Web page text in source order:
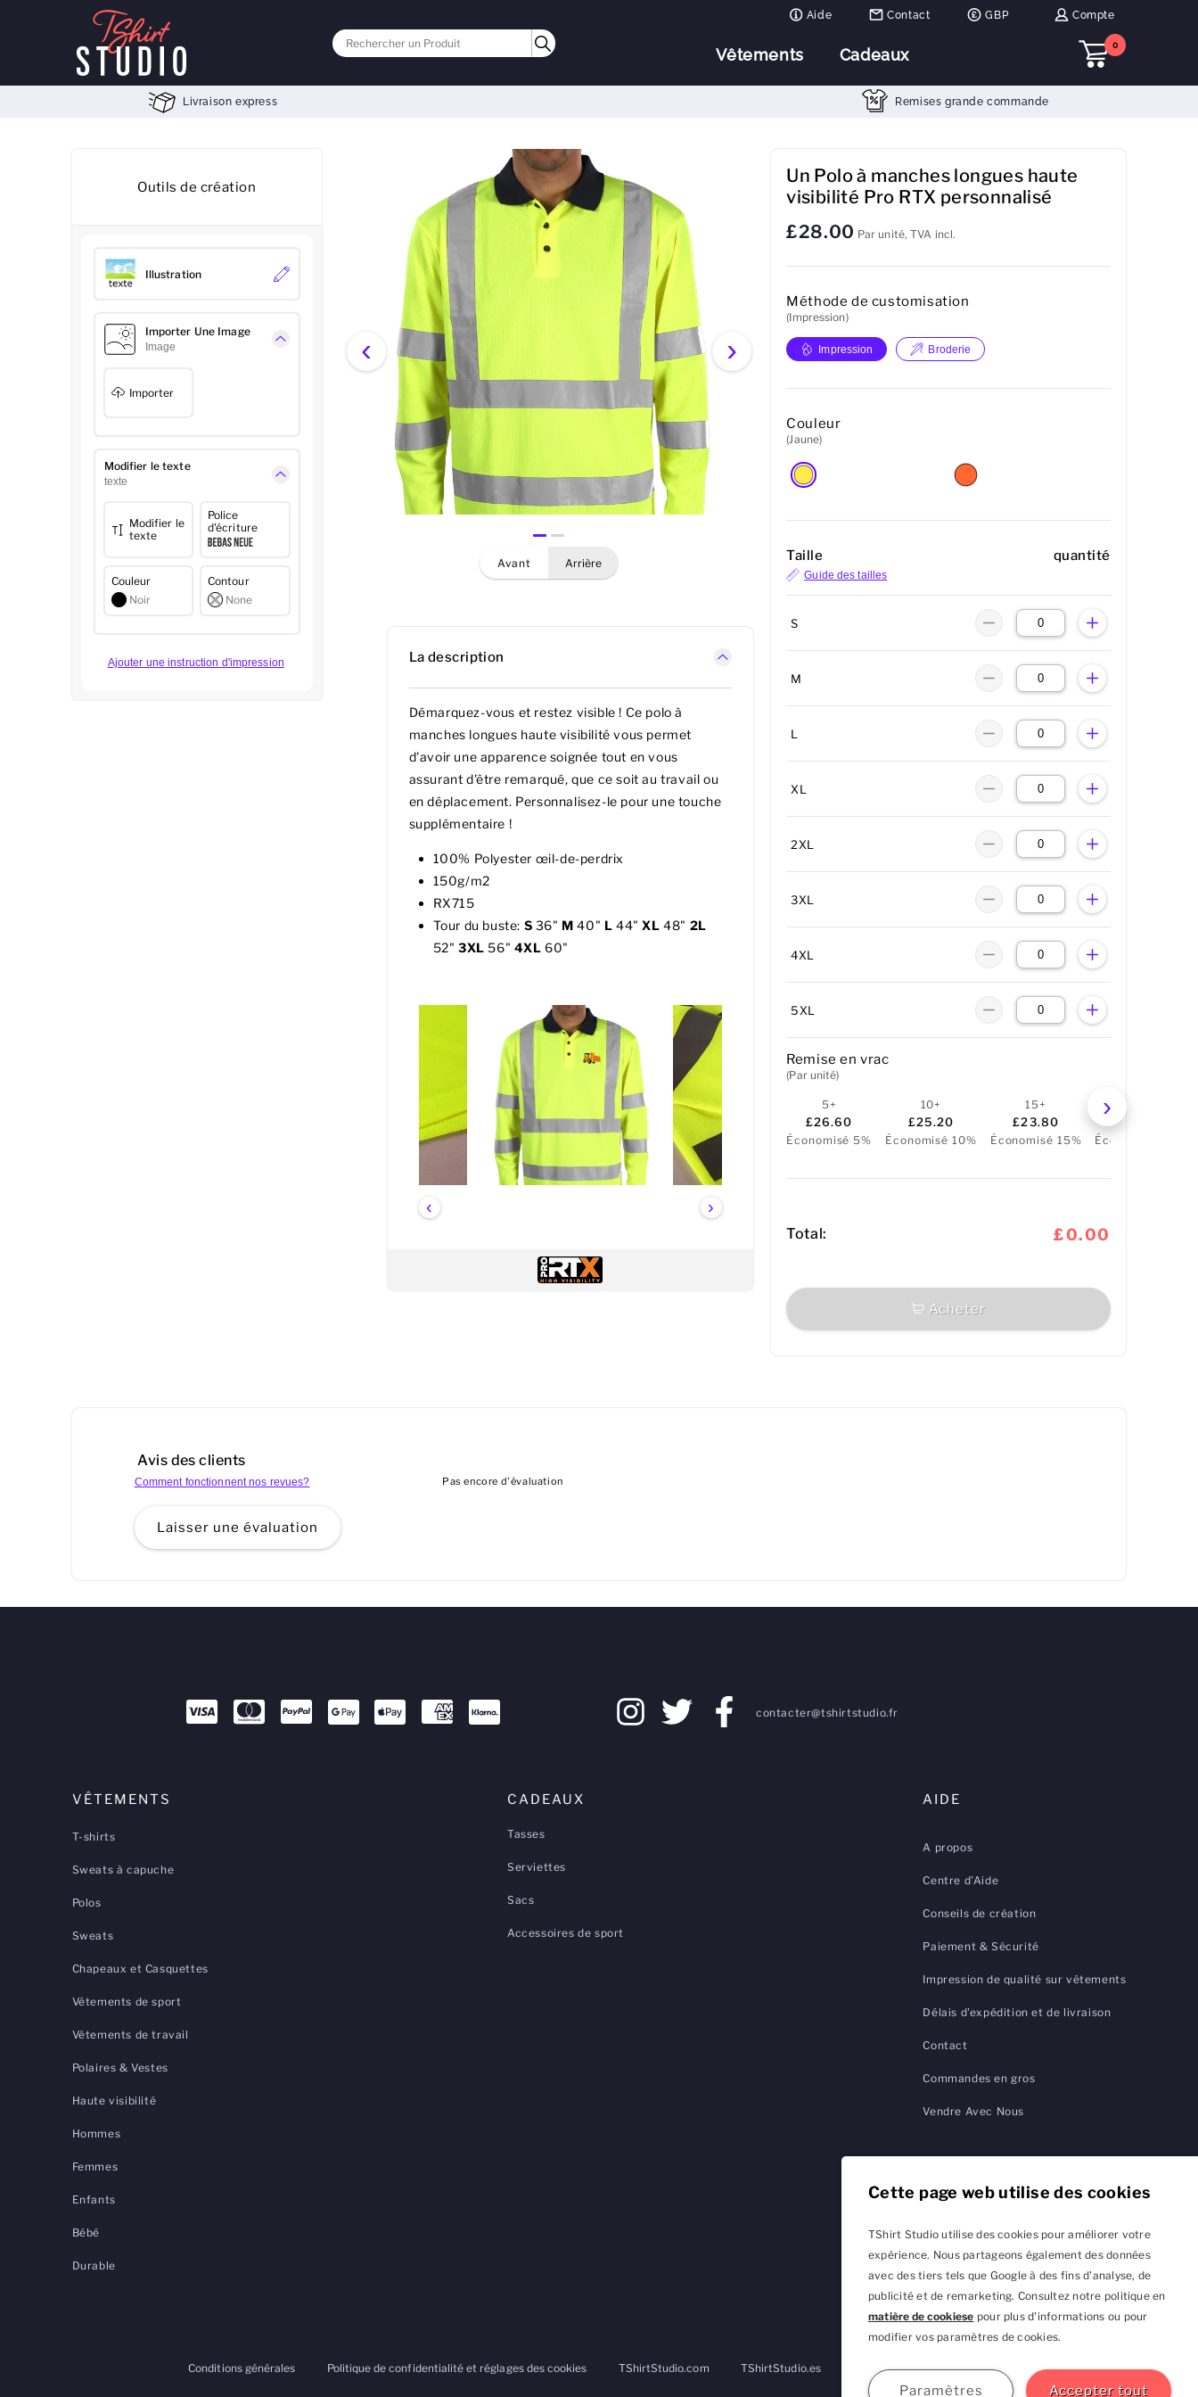
Cette page web utilise des cookies
TShirt Studio utilise des cookies pour améliorer votre
expérience. Nous partageons également des données
avec des tiers tels que Google à des fins d'analyse, de
publicité et de remarketing. Consultez notre politique en
matière de cookiese pour plus d'informations ou pour
modifier vos paramètres de cookies.
Aide Contact GBP Compte
Vêtements Cadeaux
0
Livraison express Remises grande commande
Outils de création
Illustration
Importer Une Image
Image
Importer
Modifier le texte
texte
Modifier le
texte
Police
d'écriture
Couleur
Noir
Contour
None
Ajouter une instruction d'impression
‹ ›
avant arrière
La description
Démarquez-vous et restez visible ! Ce polo à
manches longues haute visibilité vous permet
d'avoir une apparence soignée tout en vous
assurant d'être remarqué, que ce soit au travail ou
en déplacement. Personnalisez-le pour une touche
supplémentaire !
100% Polyester œil-de-perdrix
150g/m2
RX715
Tour du buste: S 36" M 40" L 44"XL 48" 2L
52" 3XL 56" 4XL 60"
‹ ›
Un Polo à manches longues haute
visibilité Pro RTX personnalisé
£28.00 Par unité, TVA incl.
Méthode de customisation
(Impression)
Impression Broderie
Couleur
(Jaune)
Taille quantité
Guide des tailles
S
M
L
XL
2XL
3XL
4XL
5XL
Remise en vrac
(Par unité)
5+
£26.60
Économisé 5%
10+
£25.20
Économisé 10%
15+
£23.80
Économisé 15%
£22.40
Économisé 20%
Total: £0.00
Acheter
Avis des clients
Comment fonctionnent nos revues?
Laisser une évaluation
Pas encore d'évaluation
contacter@tshirtstudio.fr
VÊTEMENTS
T-shirts
Sweats à capuche
Polos
Sweats
Chapeaux et Casquettes
Vêtements de sport
Vêtements de travail
Polaires & Vestes
Haute visibilité
Hommes
Femmes
Enfants
Bébé
Durable
CADEAUX
Tasses
Serviettes
Sacs
Accessoires de sport
AIDE
A propos
Centre d'Aide
Conseils de création
Paiement & Sécurité
Impression de qualité sur vêtements
Délais d'expédition et de livraison
Contact
Commandes en gros
Vendre Avec Nous
Conditions générales Politique de confidentialité et réglages des cookies TShirtStudio.com TShirtStudio.es TShirtStudio.de TShirtStudio.fr